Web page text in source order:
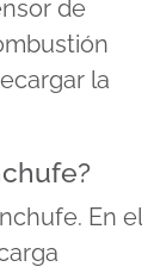
de
la
En el